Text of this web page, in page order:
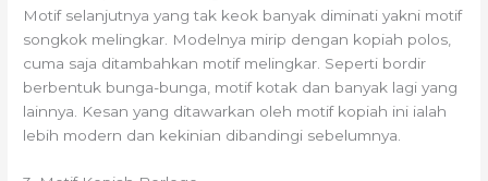
Motif selanjutnya yang tak keok banyak diminati yakni motif
songkok melingkar. Modelnya mirip dengan kopiah polos,
cuma saja ditambahkan motif melingkar. Seperti bordir
berbentuk bunga-bunga, motif kotak dan banyak lagi yang
lainnya. Kesan yang ditawarkan oleh motif kopiah ini ialah
lebih modern dan kekinian dibandingi sebelumnya.